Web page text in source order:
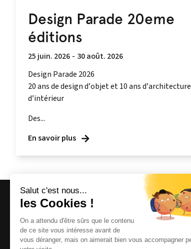
Design Parade 20eme
éditions
25 juin. 2026 - 30 août. 2026
Design Parade 2026
20 ans de design d’objet et 10 ans d’architecture
d’intérieur
Des...
En savoir plus